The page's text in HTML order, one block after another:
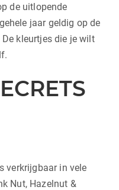
de uitlopende
jaar geldig op de
kleurtjes die je wilt
verkrijgbaar in vele
Nut, Hazelnut &